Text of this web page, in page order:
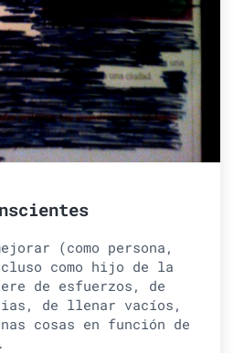
(como persona,
como hijo de la
de esfuerzos, de
de llenar vacíos,
cosas en función de